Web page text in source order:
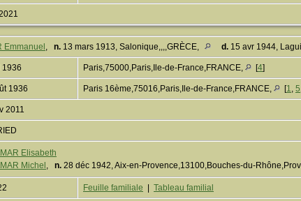
Emmanuel , n. 13 mars 1913, Salonique,,,,GRÈCE, d. 15 avr 1944,
1936 Paris,75000,Paris,Ile-de-France,FRANCE, [4]
1936 Paris 16ème,75016,Paris,Ile-de-France,FRANCE, [1, 5
2011
Elisabeth
Michel , n. 28 déc 1942, Aix-en-Provence,13100,Bouches-du-
Feuille familiale Tableau familial